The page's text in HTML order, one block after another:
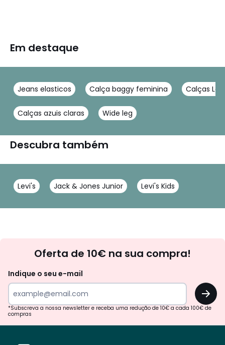
Em destaque
Jeans elasticos Calça baggy feminina Calças
Calças azuis claras Wide leg
Descubra também
Levi's Jack & Jones Junior Levi's Kids
Oferta de 10€ na sua compra!
Indique o seu e-mail
OK
*Subscreva a nossa newsletter e receba uma redução de 10€ a cada 100€ de
compras